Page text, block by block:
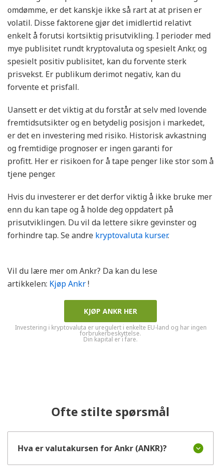
omdømme, er det kanskje ikke så rart at at prisen er
volatil. Disse faktorene gjør det imidlertid relativt
enkelt å forutsi kortsiktig prisutvikling. I perioder med
mye publisitet rundt kryptovaluta og spesielt Ankr, og
spesielt positiv publisitet, kan du forvente sterk
prisvekst. Er publikum derimot negativ, kan du
forvente et prisfall.
Uansett er det viktig at du forstår at selv med lovende
fremtidsutsikter og en betydelig posisjon i markedet,
er det en investering med risiko. Historisk avkastning
og fremtidige prognoser er ingen garanti for
profitt. Her er risikoen for å tape penger like stor som å
tjene penger.
Hvis du investerer er det derfor viktig å ikke bruke mer
enn du kan tape og å holde deg oppdatert på
prisutviklingen. Du vil da lettere sikre gevinster og
forhindre tap. Se andre kryptovaluta kurser.
Vil du lære mer om Ankr? Da kan du lese
artikkelen: Kjøp Ankr!
KJØP ANKR HER
Investering i kryptovaluta er uregulert i enkelte EU-land og har ingen
forbrukerbeskyttelse.
Din kapital er i fare.
Ofte stilte spørsmål
Hva er valutakursen for Ankr (ANKR)?